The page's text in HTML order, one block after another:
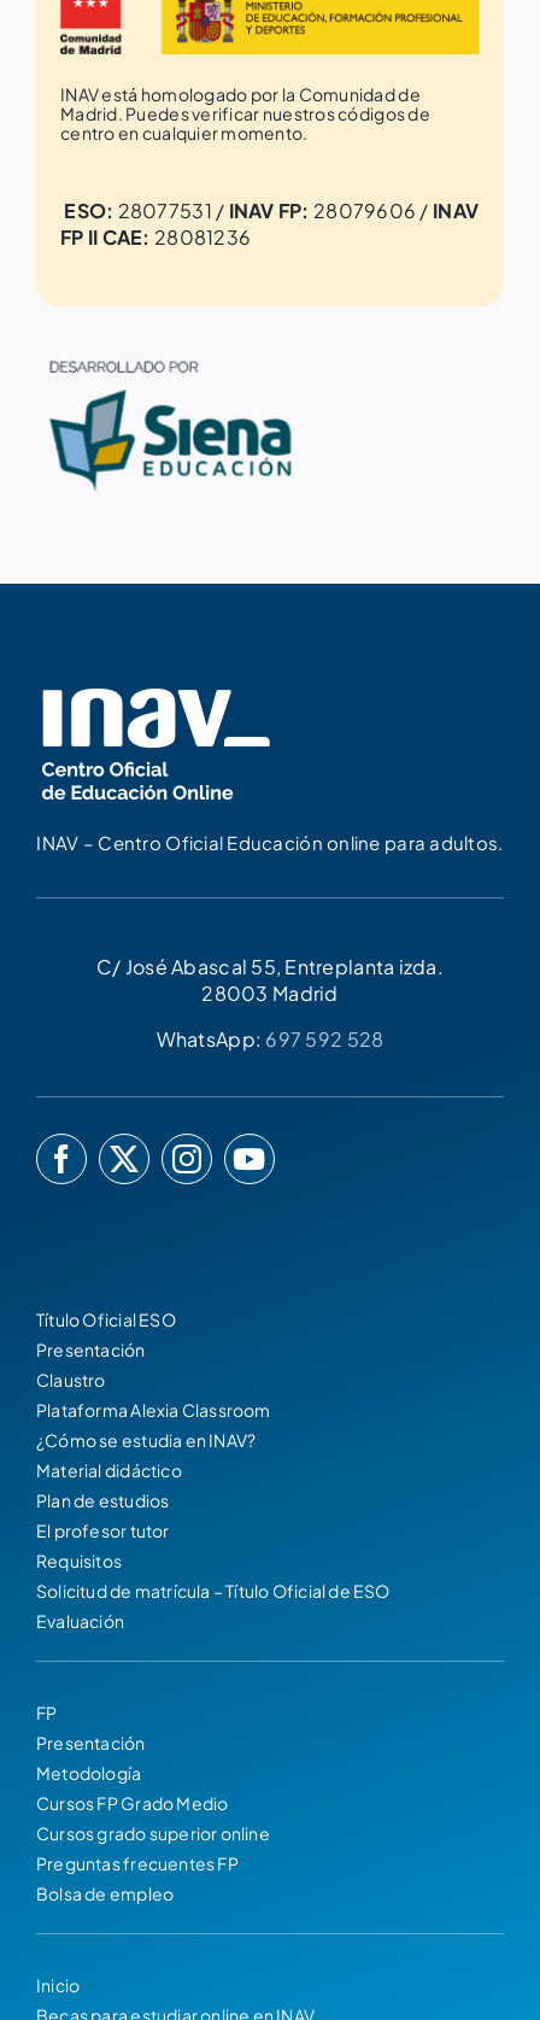
INAV está homologado por la Comunidad de
Madrid. Puedes verificar nuestros códigos de
centro en cualquier momento.
ESO: 28077531 / INAV FP: 28079606 / INAV
FP II CAE: 28081236
INAV – Centro Oficial Educación online para adultos.
C/ José Abascal 55, Entreplanta izda.
28003 Madrid
WhatsApp: 697 592 528
Título Oficial ESO
Presentación
Claustro
Plataforma Alexia Classroom
¿Cómo se estudia en INAV?
Material didáctico
Plan de estudios
El profesor tutor
Requisitos
Solicitud de matrícula – Título Oficial de ESO
Evaluación
FP
Presentación
Metodología
Cursos FP Grado Medio
Cursos grado superior online
Preguntas frecuentes FP
Bolsa de empleo
Inicio
Becas para estudiar online en INAV